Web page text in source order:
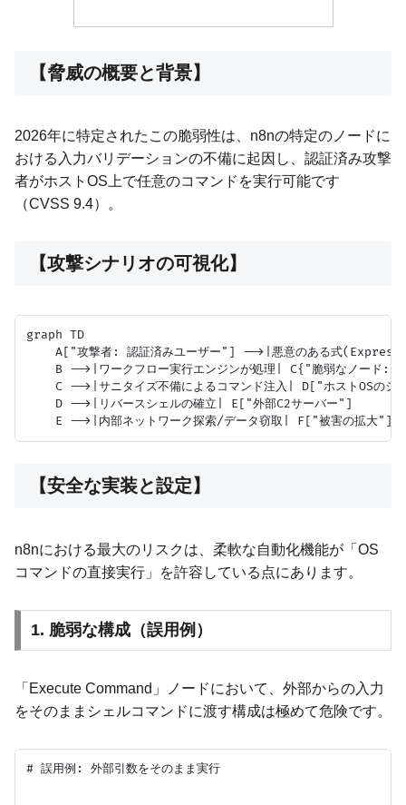
【脅威の概要と背景】
2026年に特定されたこの脆弱性は、n8nの特定のノードに
おける入力バリデーションの不備に起因し、認証済み攻撃
者がホストOS上で任意のコマンドを実行可能です
（CVSS 9.4）。
【攻撃シナリオの可視化】
graph TD
A["攻撃者: 認証済みユーザー"] -->|悪意のある式
B -->|ワークフロー実行エンジンが処理| C{"脆弱なノード
C -->|サニタイズ不備によるコマンド注入| D["ホストOSのシ
    D -->|リバースシェルの確立| E["外部C2サーバー"]
【安全な実装と設定】
n8nにおける最大のリスクは、柔軟な自動化機能が「OS
コマンドの直接実行」を許容している点にあります。
1. 脆弱な構成（誤用例）
「Execute Command」ノードにおいて、外部からの入力
をそのままシェルコマンドに渡す構成は極めて危険です。
# 誤用例: 外部引数をそのまま実行